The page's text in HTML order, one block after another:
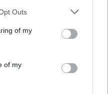
uses one or more Google
You may click to
its third-party tags to
purposes in below Google
Outs
of my
of my
ultime news